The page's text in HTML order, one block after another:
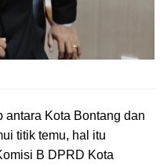
antara Kota Bontang dan
titik temu, hal itu
B DPRD Kota